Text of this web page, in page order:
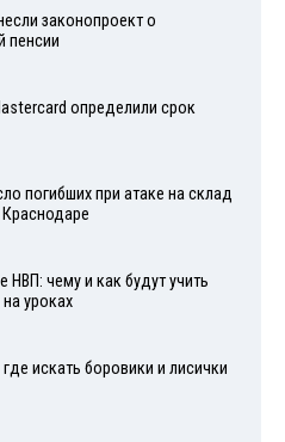
законопроект о
пенсии
определили срок
погибших при атаке на склад
НВП: чему и как будут учить
уроках
где искать боровики и лисички